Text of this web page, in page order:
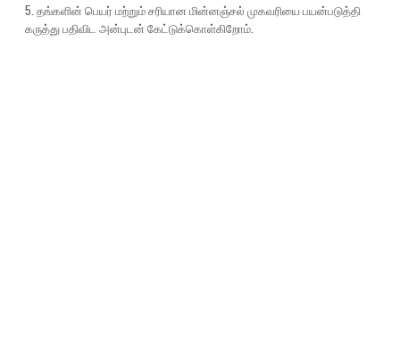
5. தங்களின் பெயர் மற்றும் சரியான மின்னஞ்சல் முகவரியை பயன்படுத்தி
கருத்து பதிவிட அன்புடன் கேட்டுக்கொள்கிறோம்.